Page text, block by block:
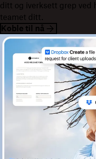
ditt og iverksett grep ved
teamet ditt.
Koble til nå